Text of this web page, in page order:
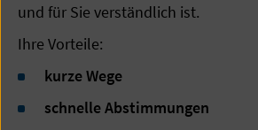
und für Sie verständlich ist.
Ihre Vorteile:
kurze Wege
schnelle Abstimmungen